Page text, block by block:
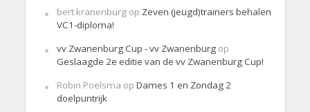
bert kranenburgop Zeven (jeugd)trainers behalen
VC1-diploma!
vv Zwanenburg Cup - vv Zwanenburgop
Geslaagde 2e editie van de vv Zwanenburg Cup!
Robin Poelsma op Dames 1 en Zondag 2
doelpuntrijk